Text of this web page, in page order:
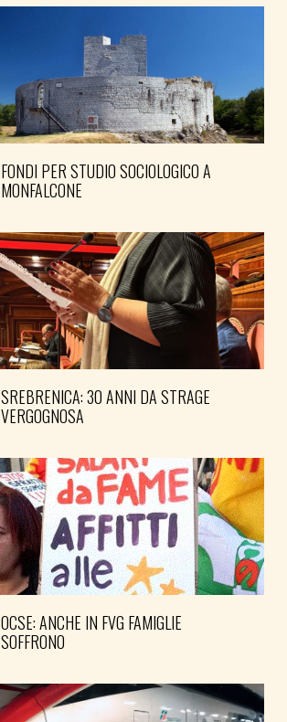
FONDI PER STUDIO SOCIOLOGICO A
MONFALCONE
SREBRENICA: 30 ANNI DA STRAGE
VERGOGNOSA
OCSE: ANCHE IN FVG FAMIGLIE
SOFFRONO